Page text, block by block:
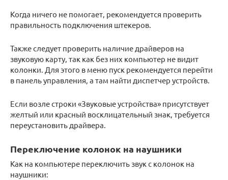
Когда ничего не помогает, рекомендуется проверить
правильность подключения штекеров.
Также следует проверить наличие драйверов на
звуковую карту, так как без них компьютер не видит
колонки. Для этого в меню пуск рекомендуется перейти
в панель управления, а там найти диспетчер устройств.
Если возле строки «Звуковые устройства» присутствует
желтый или красный восклицательный знак, требуется
переустановить драйвера.
Переключение колонок на наушники
Как на компьютере переключить звук с колонок на
наушники: